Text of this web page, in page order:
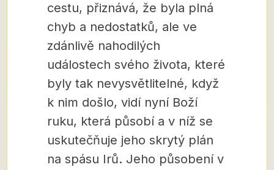
cestu, přiznává, že byla plná
chyb a nedostatků, ale ve
zdánlivě nahodilých
událostech svého života, které
byly tak nevysvětlitelné, když
k nim došlo, vidí nyní Boží
ruku, která působí a v níž se
uskutečňuje jeho skrytý plán
na spásu Irů. Jeho působení v